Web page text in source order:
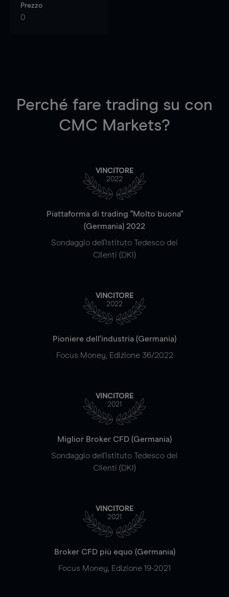
Prezzo
0
Perché fare trading su con
CMC Markets?
VINCITORE
2022
Piattaforma di trading "Molto buona"
(Germania) 2022
Sondaggio dell'Istituto Tedesco dei
Clienti (DKI)
VINCITORE
2022
Pioniere dell'industria (Germania)
Focus Money, Edizione 36/2022
VINCITORE
2021
Miglior Broker CFD (Germania)
Sondaggio dell'Istituto Tedesco dei
Clienti (DKI)
VINCITORE
2021
Broker CFD più equo (Germania)
Focus Money, Edizione 19-2021